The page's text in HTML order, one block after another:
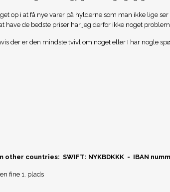
op i at få nye varer på hylderne som man ikke lige
de bedste priser har jeg derfor ikke noget
der er den mindste tvivl om noget eller I har nogle
other countries: SWIFT: NYKBDKKK - IBAN
fine 1. plads